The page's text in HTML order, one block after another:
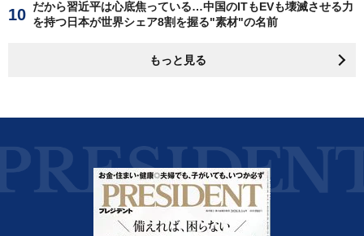
だから習近平は心底焦っている…中国のITもEVも壊滅させる力
を持つ日本が世界シェア8割を握る"素材"の名前
もっと見る